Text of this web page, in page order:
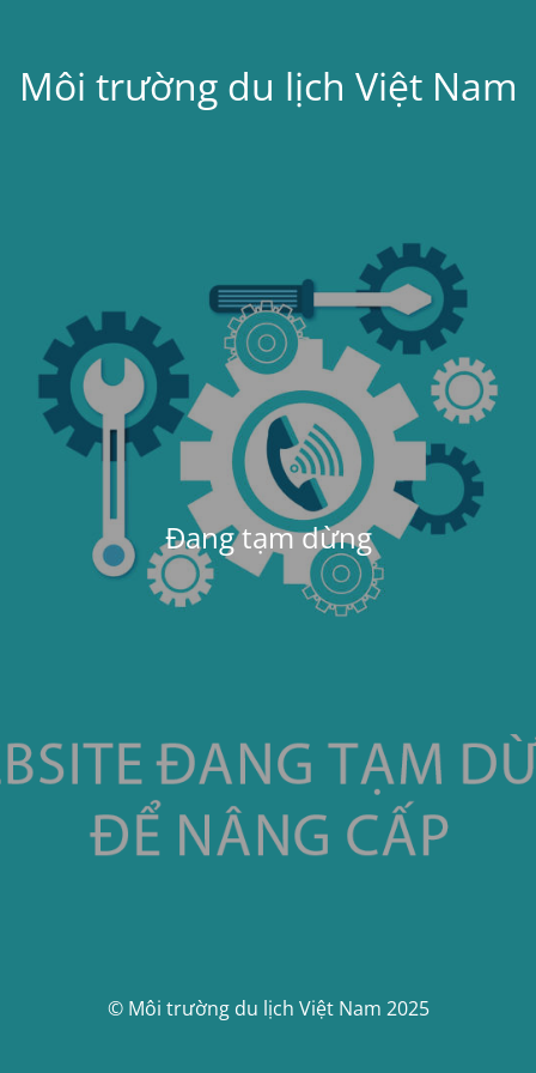
Môi trường du lịch Việt Nam
Đang tạm dừng
© Môi trường du lịch Việt Nam 2025